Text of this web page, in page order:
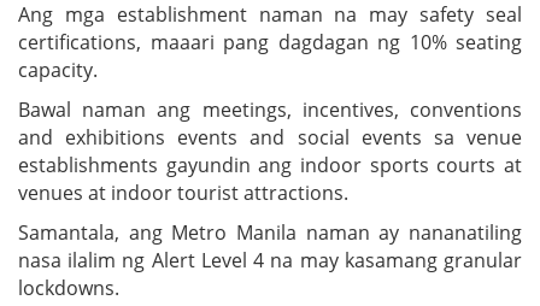
Ang mga establishment naman na may safety seal
certifications, maaari pang dagdagan ng 10% seating
capacity.
Bawal naman ang meetings, incentives, conventions
and exhibitions events and social events sa venue
establishments gayundin ang indoor sports courts at
venues at indoor tourist attractions.
Samantala, ang Metro Manila naman ay nananatiling
nasa ilalim ng Alert Level 4 na may kasamang granular
lockdowns.